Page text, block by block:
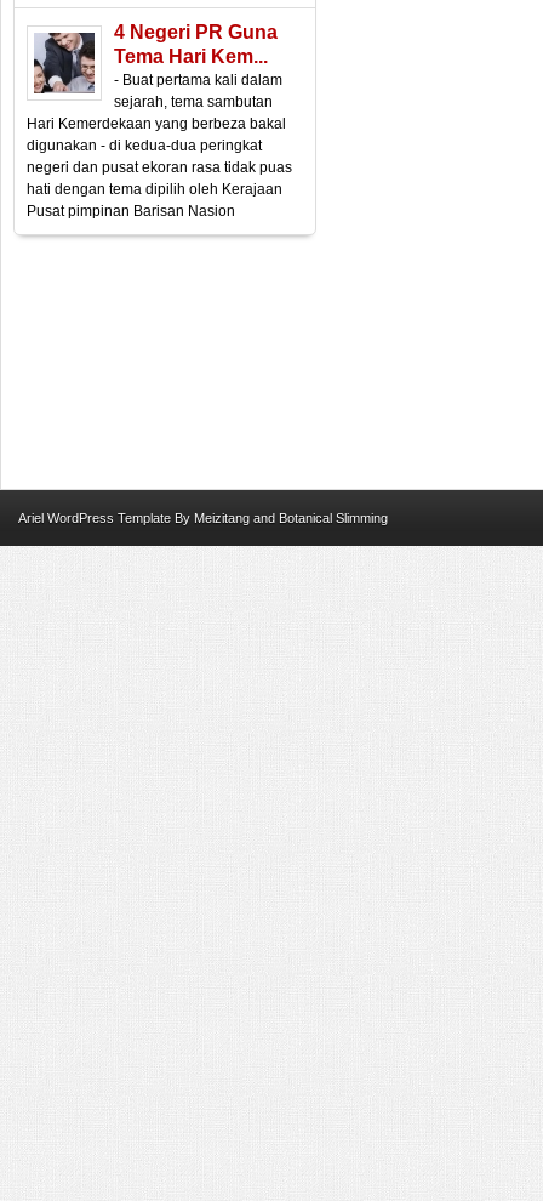
4 Negeri PR Guna
Tema Hari Kem...
- Buat pertama kali dalam
sejarah, tema sambutan
Hari Kemerdekaan yang berbeza bakal
digunakan - di kedua-dua peringkat
negeri dan pusat ekoran rasa tidak puas
hati dengan tema dipilih oleh Kerajaan
Pusat pimpinan Barisan Nasion
Ariel WordPress Template By Meizitang and Botanical Slimming